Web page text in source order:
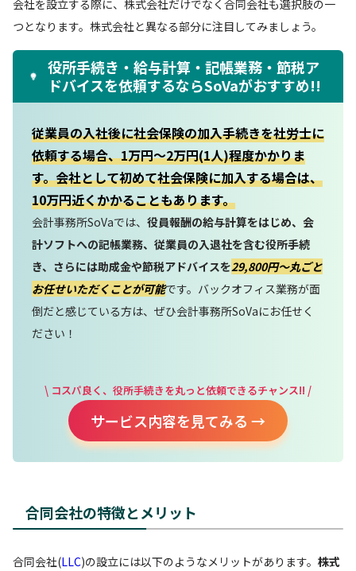
会社を設立する際に、株式会社だけでなく合同会社も選択肢の一
つとなります。株式会社と異なる部分に注目してみましょう。
役所手続き・給与計算・記帳業務・節税ア
ドバイスを依頼するならSoVaがおすすめ!!
従業員の入社後に社会保険の加入手続きを社労士に
依頼する場合、1万円～2万円(1人)程度かかりま
す。会社として初めて社会保険に加入する場合は、
10万円近くかかることもあります。
会計事務所SoVaでは、 役員報酬の給与計算をはじめ、会
計ソフトへの記帳業務、従業員の入退社を含む役所手続
き、さらには助成金や節税アドバイスを29,800円〜丸ごと
お任せいただくことが可能です。バックオフィス業務が面
倒だと感じている方は、ぜひ会計事務所SoVaにお任せく
ださい！
\ コスパ良く、役所手続きを丸っと依頼できるチャンス!! /
サービス内容を見てみる →
合同会社の特徴とメリット
合同会社(LLC)の設立には以下のようなメリットがあります。 株式